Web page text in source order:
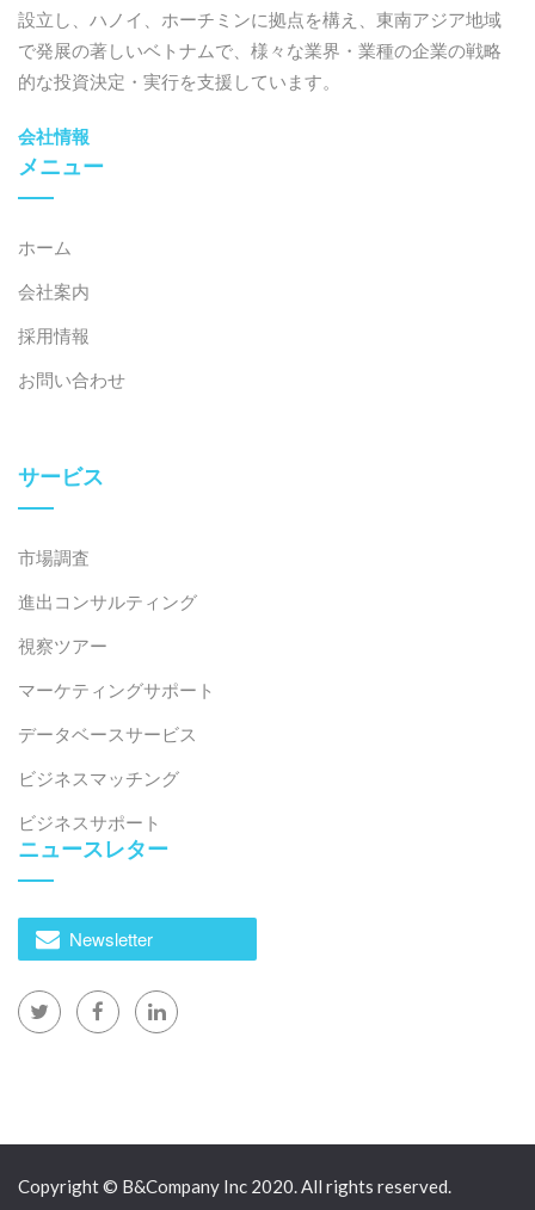
設立し、ハノイ、ホーチミンに拠点を構え、東南アジア地域
で発展の著しいベトナムで、様々な業界・業種の企業の戦略
的な投資決定・実行を支援しています。
会社情報
メニュー
ホーム
会社案内
採用情報
お問い合わせ
サービス
市場調査
進出コンサルティング
視察ツアー
マーケティングサポート
データベースサービス
ビジネスマッチング
ビジネスサポート
ニュースレター
Newsletter
Copyright © B&Company Inc 2020. All rights reserved.